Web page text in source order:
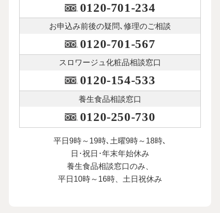
0120-701-234
お申込み前後の疑問､修理のご相談
0120-701-567
スロワージュ化粧品相談窓口
0120-154-533
養生食品相談窓口
0120-250-730
平日9時～19時､土曜9時～18時､
日･祝日･年末年始休み
養生食品相談窓口のみ、
平日10時～16時、土日祝休み